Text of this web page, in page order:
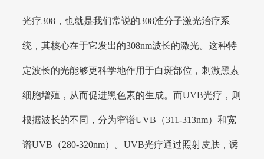
光疗308，也就是我们常说的308准分子激光治疗系
统，其核心在于它发出的308nm波长的激光。这种特
定波长的光能够更科学地作用于白斑部位，刺激黑素
细胞增殖，从而促进黑色素的生成。而UVB光疗，则
根据波长的不同，分为窄谱UVB（311-313nm）和宽
谱UVB（280-320nm）。UVB光疗通过照射皮肤，诱